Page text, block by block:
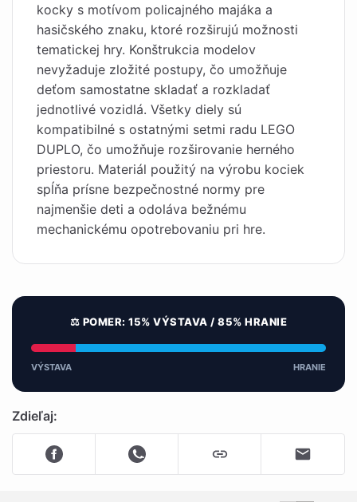
kocky s motívom policajného majáka a
hasičského znaku, ktoré rozširujú možnosti
tematickej hry. Konštrukcia modelov
nevyžaduje zložité postupy, čo umožňuje
deťom samostatne skladať a rozkladať
jednotlivé vozidlá. Všetky diely sú
kompatibilné s ostatnými setmi radu LEGO
DUPLO, čo umožňuje rozširovanie herného
priestoru. Materiál použitý na výrobu kociek
spĺňa prísne bezpečnostné normy pre
najmenšie deti a odoláva bežnému
mechanickému opotrebovaniu pri hre.
⚖️ POMER: 15% VÝSTAVA / 85% HRANIE
VÝSTAVA HRANIE
Zdieľaj: